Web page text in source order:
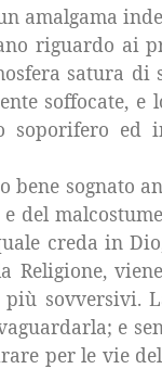
amalgama
riguardo
satura di
soffocate, e
soporifero ed
bene sognato
del
creda in
Religione,
sovversivi.
e
per le vie